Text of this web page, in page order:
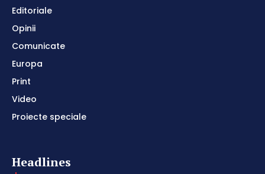
Editoriale
Opinii
Comunicate
Europa
Print
Video
Proiecte speciale
Headlines